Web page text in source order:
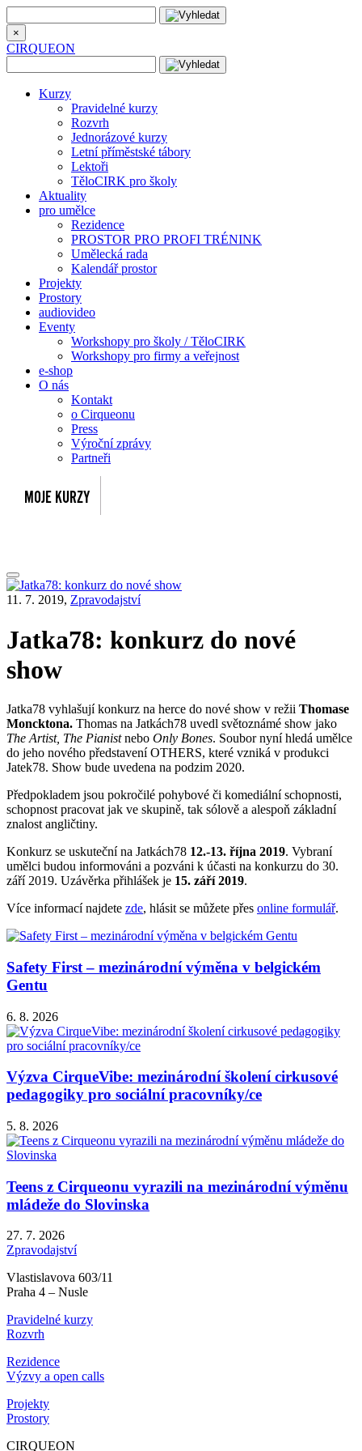
×
CIRQUEON
Kurzy
Pravidelné kurzy
Rozvrh
Jednorázové kurzy
Letní příměstské tábory
Lektoři
TěloCIRK pro školy
Aktuality
pro umělce
Rezidence
PROSTOR PRO PROFI TRÉNINK
Umělecká rada
Kalendář prostor
Projekty
Prostory
audiovideo
Eventy
Workshopy pro školy / TěloCIRK
Workshopy pro firmy a veřejnost
e-shop
O nás
Kontakt
o Cirqueonu
Press
Výroční zprávy
Partneři
11. 7. 2019, Zpravodajství
Jatka78: konkurz do nové
show
Jatka78 vyhlašují konkurz na herce do nové show v režii Thomase
Moncktona. Thomas na Jatkách78 uvedl světoznámé show jako
The Artist, The Pianistnebo Only Bones. Soubor nyní hledá umělce
do jeho nového představení OTHERS, které vzniká v produkci
Jatek78. Show bude uvedena na podzim 2020.
Předpokladem jsou pokročilé pohybové či komediální schopnosti,
schopnost pracovat jak ve skupině, tak sólově a alespoň základní
znalost angličtiny.
Konkurz se uskuteční na Jatkách78 12.-13. října 2019. Vybraní
umělci budou informováni a pozváni k účasti na konkurzu do 30.
září 2019. Uzávěrka přihlášek je 15. září 2019.
Více informací najdete zde, hlásit se můžete přes online formulář.
Safety First – mezinárodní výměna v belgickém
Gentu
6. 8. 2026
Výzva CirqueVibe: mezinárodní školení cirkusové
pedagogiky pro sociální pracovníky/ce
5. 8. 2026
Teens z Cirqueonu vyrazili na mezinárodní výměnu
mládeže do Slovinska
27. 7. 2026
Zpravodajství
Vlastislavova 603/11
Praha 4 – Nusle
Pravidelné kurzy
Rozvrh
Rezidence
Výzvy a open calls
Projekty
Prostory
CIRQUEON